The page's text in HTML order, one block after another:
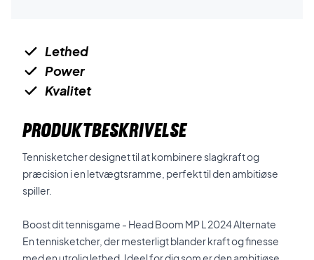
Lethed
Power
Kvalitet
PRODUKTBESKRIVELSE
Tennisketcher designet til at kombinere slagkraft og
præcision i en letvægtsramme, perfekt til den ambitiøse
spiller.
Boost dit tennisgame - Head Boom MP L 2024 Alternate
En tennisketcher, der mesterligt blander kraft og finesse